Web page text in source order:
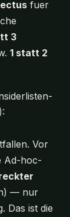
fuer
3
1 statt 2
Vor
Ad-hoc-
— nur
Das ist die